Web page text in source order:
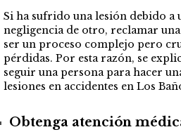
Si ha sufrido una lesión debido a
negligencia de otro, reclamar
ser un proceso complejo pero
pérdidas. Por esta razón, se
seguir una persona para hacer
lesiones en accidentes en Los
Obtenga atención